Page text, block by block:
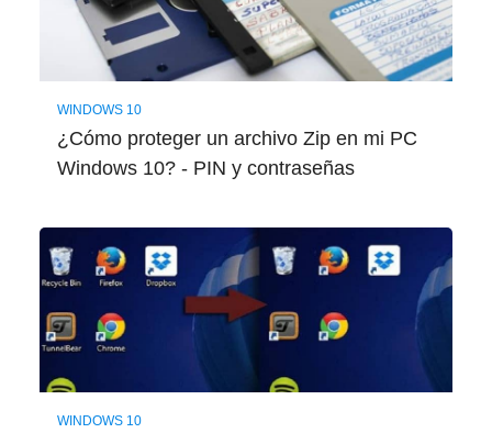
WINDOWS 10
¿Cómo proteger un archivo Zip en mi PC
Windows 10? - PIN y contraseñas
WINDOWS 10